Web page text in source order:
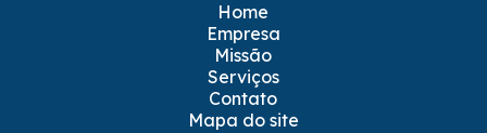
Home
Empresa
Missão
Serviços
Contato
Mapa do site